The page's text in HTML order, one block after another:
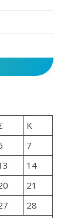
Κ
7
14
21
28